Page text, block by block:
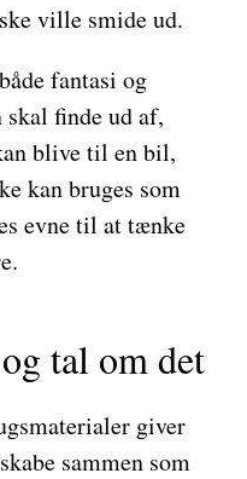
ville smide ud.
fantasi og
finde ud af,
blive til en bil,
kan bruges som
evne til at tænke
tal om det
giver
sammen som